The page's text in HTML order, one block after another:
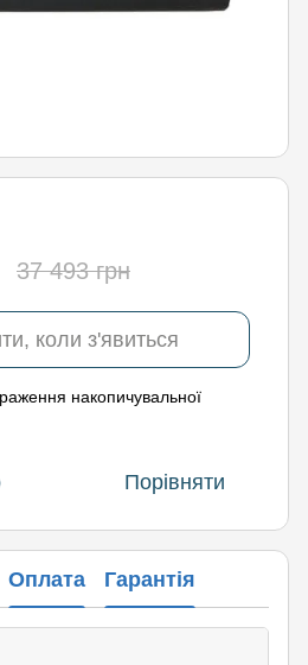
37 493 грн
коли з'явиться
накопичувальної
Порівняти
Оплата Гарантія